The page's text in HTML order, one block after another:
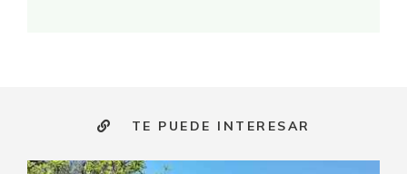
TE PUEDE INTERESAR